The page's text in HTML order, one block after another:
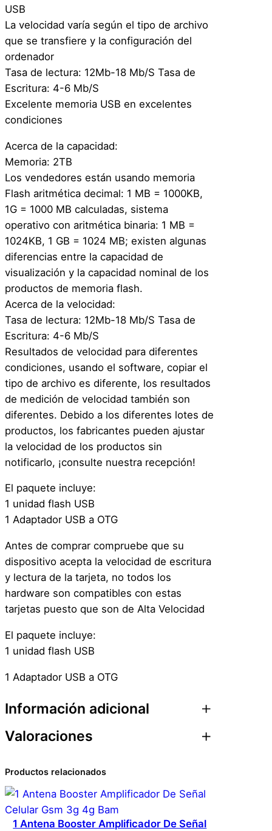
USB
La velocidad varía según el tipo de archivo
que se transfiere y la configuración del
ordenador
Tasa de lectura: 12Mb-18 Mb/S Tasa de
Escritura: 4-6 Mb/S
Excelente memoria USB en excelentes
condiciones
Acerca de la capacidad:
Memoria: 2TB
Los vendedores están usando memoria
Flash aritmética decimal: 1 MB = 1000KB,
1G = 1000 MB calculadas, sistema
operativo con aritmética binaria: 1 MB =
1024KB, 1 GB = 1024 MB; existen algunas
diferencias entre la capacidad de
visualización y la capacidad nominal de los
productos de memoria flash.
Acerca de la velocidad:
Tasa de lectura: 12Mb-18 Mb/S Tasa de
Escritura: 4-6 Mb/S
Resultados de velocidad para diferentes
condiciones, usando el software, copiar el
tipo de archivo es diferente, los resultados
de medición de velocidad también son
diferentes. Debido a los diferentes lotes de
productos, los fabricantes pueden ajustar
la velocidad de los productos sin
notificarlo, ¡consulte nuestra recepción!
El paquete incluye:
1 unidad flash USB
1 Adaptador USB a OTG
Antes de comprar compruebe que su
dispositivo acepta la velocidad de escritura
y lectura de la tarjeta, no todos los
hardware son compatibles con estas
tarjetas puesto que son de Alta Velocidad
El paquete incluye:
1 unidad flash USB
1 Adaptador USB a OTG
Información adicional
Atributos
Dimensiones
Marca
Valoraciones
0 valoraciones en
Pendrive Llavero 2tb +
Adaptador Usb A Micro
Productos relacionados
1 Antena Booster Amplificador De Señal